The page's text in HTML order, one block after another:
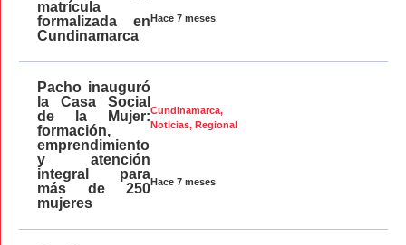
Hace 7 meses
matrícula
formalizada en
Cundinamarca
Cundinamarca,
Noticias,Regional
Hace 7 meses
Pacho inauguró
la Casa Social
de la Mujer:
formación,
emprendimiento
y atención
integral para
más de 250
mujeres